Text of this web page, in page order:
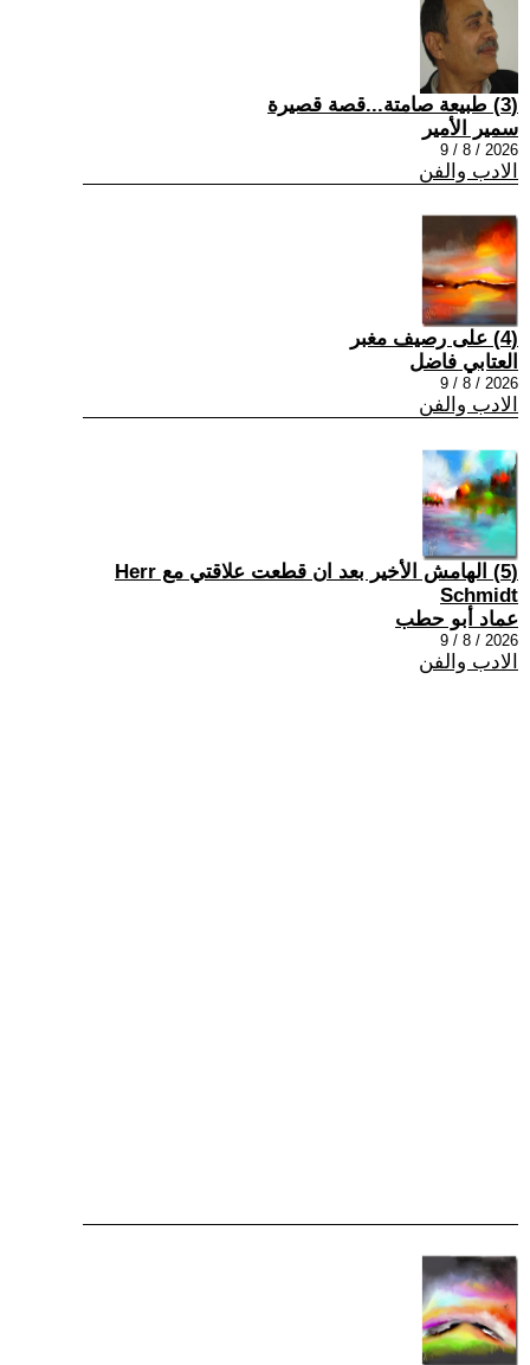
(3) طبيعة صامتة...قصة قصيرة
سمير الأمير
2026 / 8 / 9
الادب والفن
(4) على رصيف مغبر
العتابي فاضل
2026 / 8 / 9
الادب والفن
(5) الهامش الأخير بعد ان قطعت علاقتي مع Herr
Schmidt
عماد أبو حطب
2026 / 8 / 9
الادب والفن